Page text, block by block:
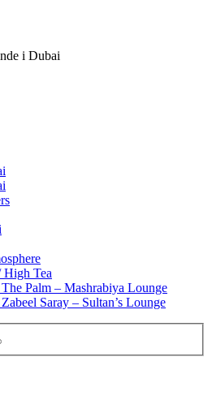
i Dubai
High Tea
Palm – Mashrabiya Lounge
Saray – Sultan’s Lounge